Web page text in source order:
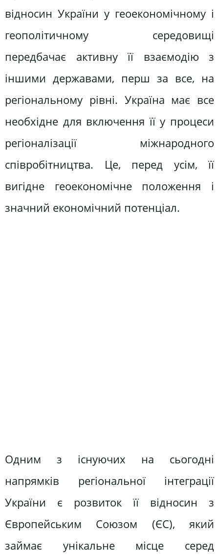
відносин України у геоекономічному і
геополітичному середовищі
передбачає активну її взаємодію з
іншими державами, перш за все, на
регіональному рівні. Україна має все
необхідне для включення її у процеси
регіоналізації міжнародного
співробітництва. Це, перед усім, її
вигідне геоекономічне положення і
значний економічний потенціал.
Одним з існуючих на сьогодні
напрямків регіональної інтеграції
України є розвиток її відносин з
Європейським Союзом (ЄС), який
займає унікальне місце серед